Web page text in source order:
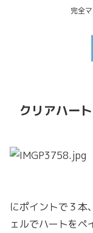
完全
クリアハー
にポイントで３本
ェルでハートをペ